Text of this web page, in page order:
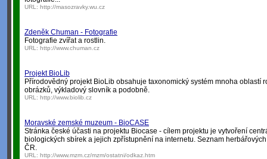
URL: http://masozravky.wu.cz
Zdeněk Chuman - Fotografie
Fotografie zvířat a rostlin.
URL: http://www.chuman.cz
Projekt BioLib
Přírodovědný projekt BioLib obsahuje taxonomický systém mnoha oblastí
obrázků, výkladový slovník a podobně.
URL: http://www.biolib.cz
Moravské zemské muzeum - BioCASE
Stránka české účasti na projektu Biocase - cílem projektu je vytvoření
biologických sbírek a jejich zpřístupnění na internetu. Seznam
ČR.
URL: http://www.mzm.cz/mzm/ostatni/odkaz.htm